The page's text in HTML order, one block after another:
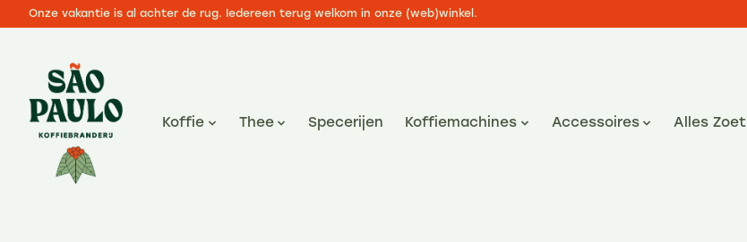
Onze vakantie is al achter de rug. Iedereen terug welkom in onze (web)winkel.
Koffie Thee Specerijen Koffiemachines Accessoires Alles Zoet